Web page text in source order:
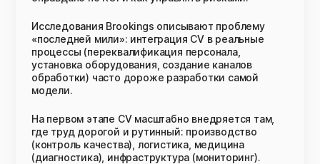
Исследования Brookings описывают проблему
«последней мили»: интеграция CV в реальные
процессы (переквалификация персонала,
установка оборудования, создание каналов
обработки) часто дороже разработки самой
модели.
На первом этапе CV масштабно внедряется там,
где труд дорогой и рутинный: производство
(контроль качества), логистика, медицина
(диагностика), инфраструктура (мониторинг).